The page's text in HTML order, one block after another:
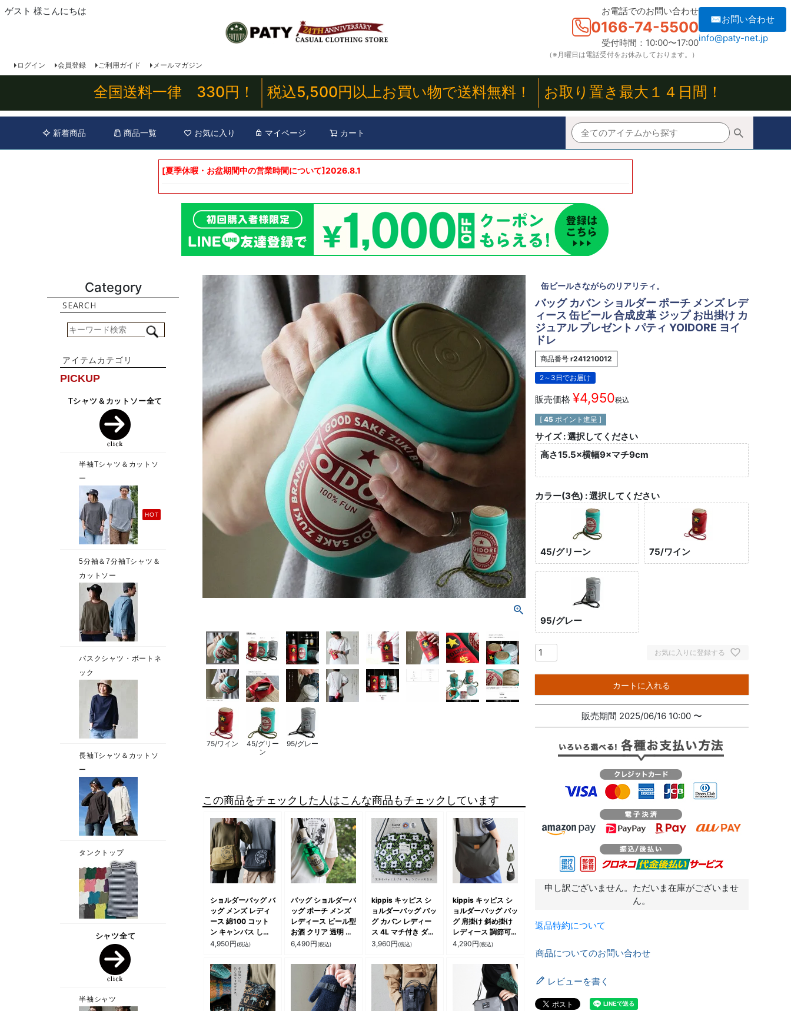
ゲスト 様こんにちは お電話でのお問い合わせ
0166-74-5500
受付時間：10:00〜17:00
（※月曜日は電話受付をお休みしております。）
✉お問い合わせ
info@paty-net.jp
ログイン 会員登録 ご利用ガイド メールマガジン
全国送料一律 330円！ 税込5,500円以上お買い物で送料無料！ お取り置き最大１４日間！
新着商品 商品一覧 お気に入り マイページ カート
[夏季休暇・お盆期間中の営業時間について]2026.8.1
Category
75/ワイン
45/グリー
ン
95/グレー
この商品をチェックした人はこんな商品もチェックしています
ショルダーバッグ バ
ッグ メンズ レディ
ース 綿100 コット
ン キャンバス しっ
かり生地 プリント
カジュアル パティ
4,950円(税込)
バッグ ショルダーバ
ッグ ポーチ メンズ
レディース ビール型
お酒 クリア 透明 ジ
ッパー お出かけ カ
お洒落 パティ
YOIDORE ヨイドレ
6,490円(税込)
kippis キッピス シ
ョルダーバッグ バッ
グ カバン レディー
ス 4L マチ付き ダブ
ルジップ 多収納ポケ
北欧風 北欧 おしゃ
れ ブランド ギフト
贈り物 お出掛け カ
ジュアル パティ
3,960円(税込)
kippis キッピス シ
ョルダーバッグ バッ
グ 肩掛け 斜め掛け
レディース 調節可能
無地 ナイロン 撥水
ポケット カジュアル
お出掛け 1泊2日 北
欧 通勤 パティ
4,290円(税込)
缶ビールさながらのリアリティ。
バッグ カバン ショルダー ポーチ メンズ レデ
ィース 缶ビール 合成皮革 ジップ お出掛け カ
ジュアル プレゼント パティ YOIDORE ヨイ
ドレ
商品番号 r241210012
2～3日でお届け
販売価格 ¥4,950税込
[ 45 ポイント進呈 ]
サイズ 選択してください
高さ15.5×横幅9×マチ9cm
カラー(3色) 選択してください
45/グリーン 75/ワイン
95/グレー
お気に入りに登録する
カートに入れる
販売期間 2025/06/16 10:00 〜
申し訳ございません。ただいま在庫がございませ
ん。
返品特約について
商品についてのお問い合わせ
レビューを書く